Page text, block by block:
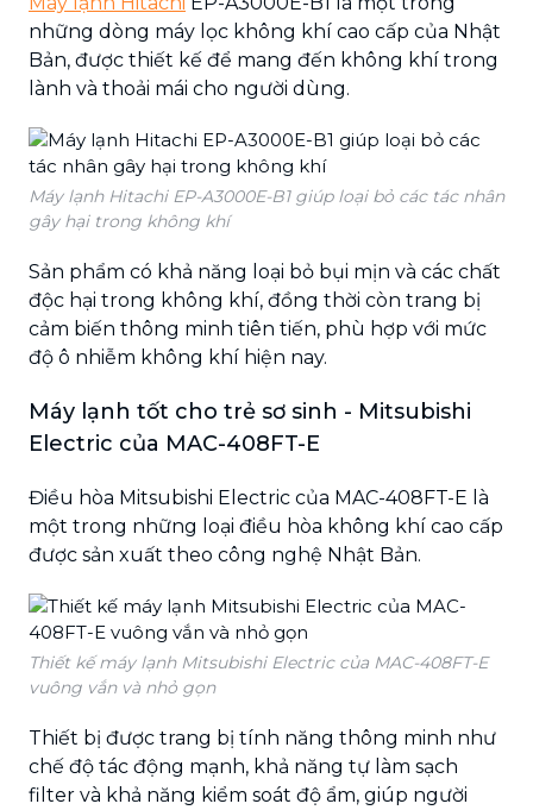
những dòng máy lọc không khí cao cấp của Nhật
Bản, được thiết kế để mang đến không khí trong
lành và thoải mái cho người dùng.
Máy lạnh Hitachi EP-A3000E-B1 giúp loại bỏ các tác nhân
gây hại trong không khí
Sản phẩm có khả năng loại bỏ bụi mịn và các chất
độc hại trong không khí, đồng thời còn trang bị
cảm biến thông minh tiên tiến, phù hợp với mức
độ ô nhiễm không khí hiện nay.
Máy lạnh tốt cho trẻ sơ sinh - Mitsubishi
Electric của MAC-408FT-E
Điều hòa Mitsubishi Electric của MAC-408FT-E là
một trong những loại điều hòa không khí cao cấp
được sản xuất theo công nghệ Nhật Bản.
Thiết kế máy lạnh Mitsubishi Electric của MAC-408FT-E
vuông vắn và nhỏ gọn
Thiết bị được trang bị tính năng thông minh như
chế độ tác động mạnh, khả năng tự làm sạch
filter và khả năng kiểm soát độ ẩm, giúp người